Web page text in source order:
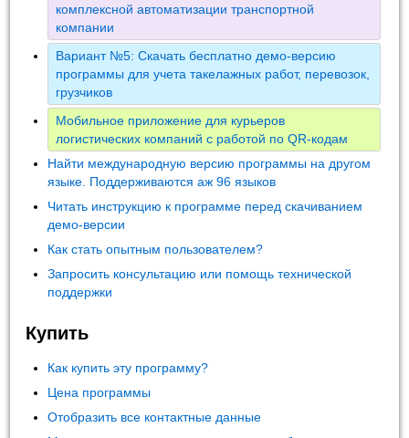
комплексной автоматизации транспортной
компании
Вариант №5: Скачать бесплатно демо-версию
программы для учета такелажных работ, перевозок,
грузчиков
Мобильное приложение для курьеров
логистических компаний с работой по QR-кодам
Найти международную версию программы на другом
языке. Поддерживаются аж 96 языков
Читать инструкцию к программе перед скачиванием
демо-версии
Как стать опытным пользователем?
Запросить консультацию или помощь технической
поддержки
Купить
Как купить эту программу?
Цена программы
Отобразить все контактные данные